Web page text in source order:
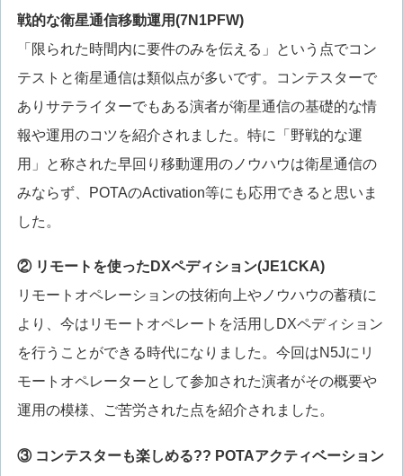
戦的な衛星通信移動運用(7N1PFW)
「限られた時間内に要件のみを伝える」という点でコン
テストと衛星通信は類似点が多いです。コンテスターで
ありサテライターでもある演者が衛星通信の基礎的な情
報や運用のコツを紹介されました。特に「野戦的な運
用」と称された早回り移動運用のノウハウは衛星通信の
みならず、POTAのActivation等にも応用できると思いま
した。
② リモートを使ったDXペディション(JE1CKA)
リモートオペレーションの技術向上やノウハウの蓄積に
より、今はリモートオペレートを活用しDXペディション
を行うことができる時代になりました。今回はN5Jにリ
モートオペレーターとして参加された演者がその概要や
運用の模様、ご苦労された点を紹介されました。
③ コンテスターも楽しめる?? POTAアクティベーション